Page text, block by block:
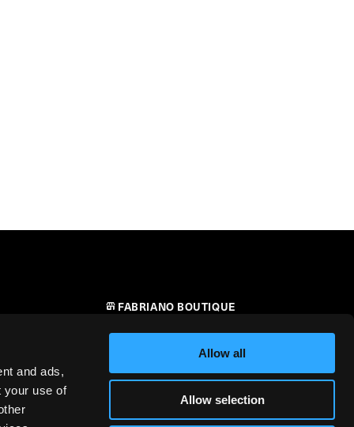
and ads,
your use of
Allow all
Allow selection
FABRIANO BOUTIQUE
RIVENDITORI
SICUREZZA DEI PRODOTTI –